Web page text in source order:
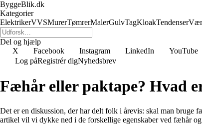
ByggeBlik.dk
Kategorier
ElektrikerVVSMurerTømrerMalerGulvTagKloakTendenser
Del og hjælp
X
Facebook Instagram LinkedIn YouTube
Log påRegistrér digNyhedsbrev
Fæhår eller paktape? Hvad
Det er en diskussion, der har delt folk i årevis: skal man bruge
artikel vil vi dykke ned i de forskellige egenskaber ved fæhår